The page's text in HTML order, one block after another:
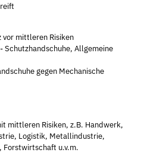
vor mittleren Risiken
Allgemeine
gegen Mechanische
mittleren Risiken, z.B. Handwerk,
Logistik, Metallindustrie,
Forstwirtschaft u.v.m.